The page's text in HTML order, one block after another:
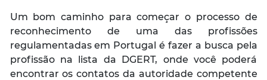
Um bom caminho para começar o processo de
reconhecimento de uma das profissões
regulamentadas em Portugal é fazer a busca pela
profissão na lista da DGERT, onde você poderá
encontrar os contatos da autoridade competente